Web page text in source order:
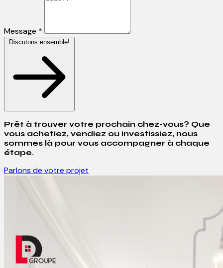
Message *
Discutons ensemble!
Prêt à trouver votre prochain chez-vous? Que
vous achetiez, vendiez ou investissiez, nous
sommes là pour vous accompagner à chaque
étape.
Parlons de votre projet